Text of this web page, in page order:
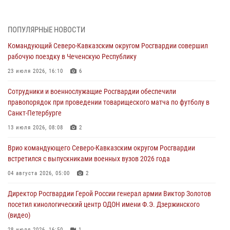
турнирами, мастер-классами и легкоатлетическими забегами
08 августа 2026, 06:03
подготовки на Урале
08 августа 2026, 05:00 3
В ДНР выполняющие задачи СВО росгвардейцы получают из дома
08 августа 2026, 05:00
Комплексные проверки безопасности объектов образования с
08 августа 2026, 04:01
ПОПУЛЯРНЫЕ НОВОСТИ
Командующий Северо-Кавказским округом Росгвардии совершил
рабочую поездку в Чеченскую Республику
23 июля 2026, 16:10 6
Сотрудники и военнослужащие Росгвардии обеспечили
правопорядок при проведении товарищеского матча по футболу в
Санкт-Петербурге
13 июля 2026, 08:08 2
Врио командующего Северо-Кавказским округом Росгвардии
встретился с выпускниками военных вузов 2026 года
04 августа 2026, 05:00 2
Директор Росгвардии Герой России генерал армии Виктор Золотов
посетил кинологический центр ОДОН имени Ф.Э. Дзержинского
(видео)